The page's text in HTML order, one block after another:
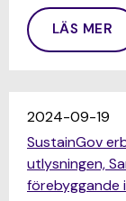
LÄS MER
2024-09-19
SustainGov
utlysningen,
förebyggande